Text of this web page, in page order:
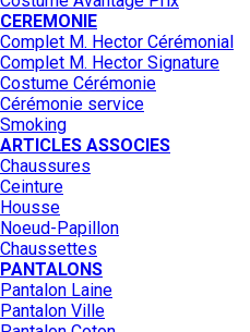
CEREMONIE
Complet M. Hector Cérémonial
Complet M. Hector Signature
Costume Cérémonie
Cérémonie service
Smoking
ARTICLES ASSOCIES
Chaussures
Ceinture
Housse
Noeud-Papillon
Chaussettes
PANTALONS
Pantalon Laine
Pantalon Ville